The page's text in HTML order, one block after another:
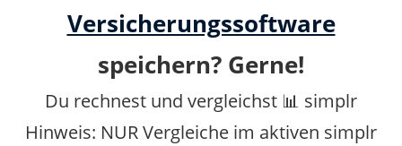
Versicherungssoftware
speichern? Gerne!
Du rechnest und vergleichst 📊 simplr
Hinweis: NUR Vergleiche im aktiven simplr